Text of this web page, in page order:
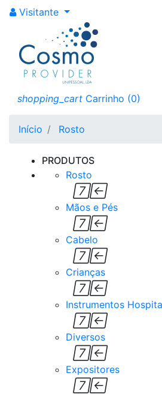
Visitante
shopping_cart Carrinho (0)
Início Rosto
Poderá
pinças,
muito mais!
produtos
máxima
PRODUTOS
Rosto

Mãos e Pés

Cabelo

Crianças

Instrumentos

Diversos

Expositores
